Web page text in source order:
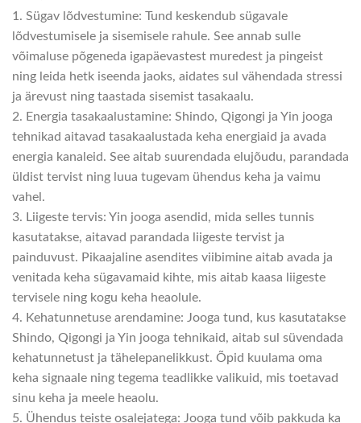
1. Sügav lõdvestumine: Tund keskendub sügavale
lõdvestumisele ja sisemisele rahule. See annab sulle
võimaluse põgeneda igapäevastest muredest ja pingeist
ning leida hetk iseenda jaoks, aidates sul vähendada stressi
ja ärevust ning taastada sisemist tasakaalu.
2. Energia tasakaalustamine: Shindo, Qigongi ja Yin jooga
tehnikad aitavad tasakaalustada keha energiaid ja avada
energia kanaleid. See aitab suurendada elujõudu, parandada
üldist tervist ning luua tugevam ühendus keha ja vaimu
vahel.
3. Liigeste tervis: Yin jooga asendid, mida selles tunnis
kasutatakse, aitavad parandada liigeste tervist ja
painduvust. Pikaajaline asendites viibimine aitab avada ja
venitada keha sügavamaid kihte, mis aitab kaasa liigeste
tervisele ning kogu keha heaolule.
4. Kehatunnetuse arendamine: Jooga tund, kus kasutatakse
Shindo, Qigongi ja Yin jooga tehnikaid, aitab sul süvendada
kehatunnetust ja tähelepanelikkust. Õpid kuulama oma
keha signaale ning tegema teadlikke valikuid, mis toetavad
sinu keha ja meele heaolu.
5. Ühendus teiste osalejatega: Jooga tund võib pakkuda ka